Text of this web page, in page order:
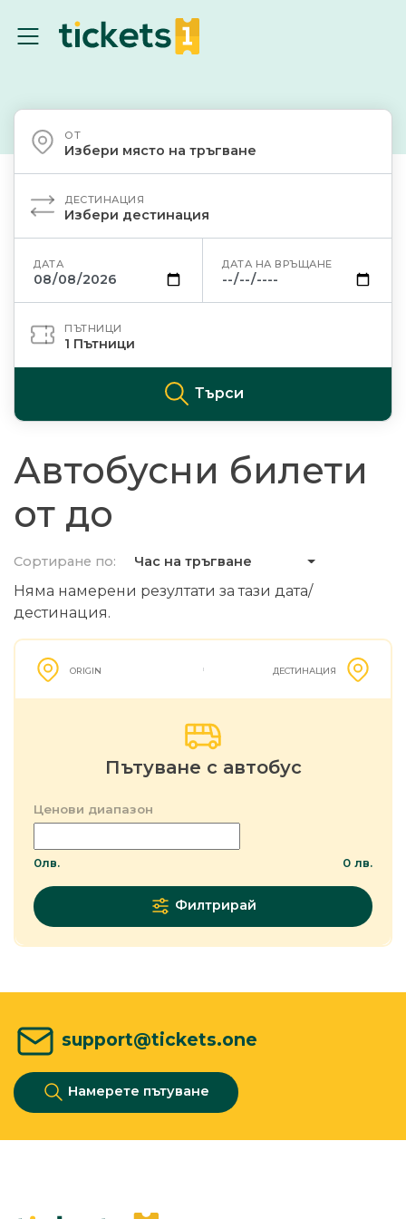
ОТ
Избери място на тръгване
ДЕСТИНАЦИЯ
Избери дестинация
ДАТА ДАТА НА ВРЪЩАНЕ
ПЪТНИЦИ
1 Пътници
Търси
Автобусни билети
от до
Сортиране по: Час на тръгване
Няма намерени резултати за тази дата/
дестинация.
ORIGIN ДЕСТИНАЦИЯ
Пътуване с автобус
Ценови диапазон
0лв. 0 лв.
Филтрирай
support@tickets.one
Намерете пътуване